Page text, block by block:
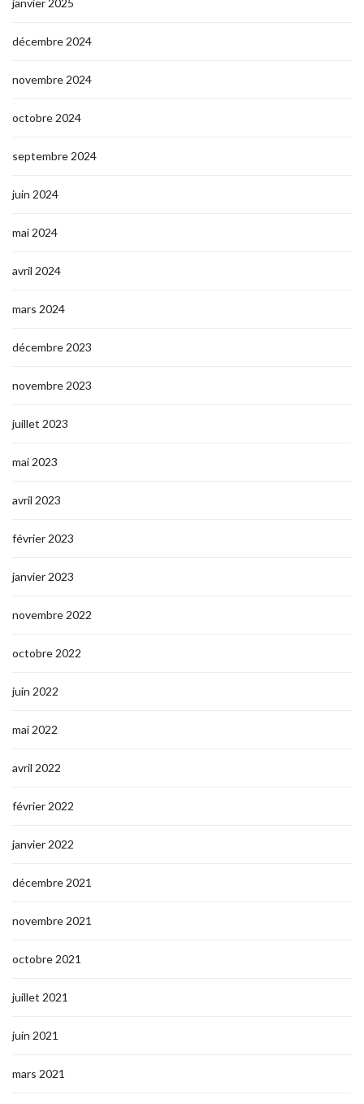
janvier 2025
décembre 2024
novembre 2024
octobre 2024
septembre 2024
juin 2024
mai 2024
avril 2024
mars 2024
décembre 2023
novembre 2023
juillet 2023
mai 2023
avril 2023
février 2023
janvier 2023
novembre 2022
octobre 2022
juin 2022
mai 2022
avril 2022
février 2022
janvier 2022
décembre 2021
novembre 2021
octobre 2021
juillet 2021
juin 2021
mars 2021